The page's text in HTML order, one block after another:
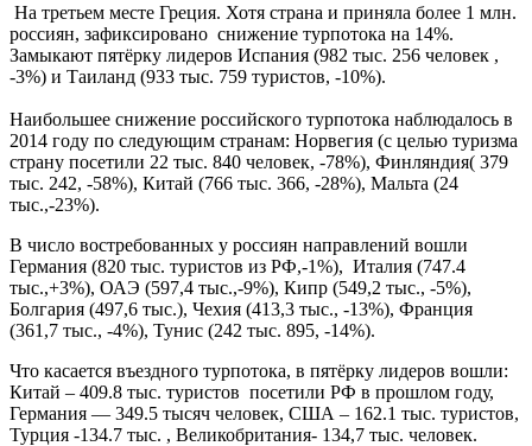
На третьем месте Греция. Хотя страна и приняла более 1 млн.
россиян, зафиксировано снижение турпотока на 14%.
Замыкают пятёрку лидеров Испания (982 тыс. 256 человек ,
-3%) и Таиланд (933 тыс. 759 туристов, -10%).
Наибольшее снижение российского турпотока наблюдалось в
2014 году по следующим странам: Норвегия (с целью туризма
страну посетили 22 тыс. 840 человек, -78%), Финляндия( 379
тыс. 242, -58%), Китай (766 тыс. 366, -28%), Мальта (24
тыс.,-23%).
В число востребованных у россиян направлений вошли
Германия (820 тыс. туристов из РФ,-1%), Италия (747.4
тыс.,+3%), ОАЭ (597,4 тыс.,-9%), Кипр (549,2 тыс., -5%),
Болгария (497,6 тыс.), Чехия (413,3 тыс., -13%), Франция
(361,7 тыс., -4%), Тунис (242 тыс. 895, -14%).
Что касается въездного турпотока, в пятёрку лидеров вошли:
Китай – 409.8 тыс. туристов посетили РФ в прошлом году,
Германия — 349.5 тысяч человек, США – 162.1 тыс. туристов,
Турция -134.7 тыс. , Великобритания- 134,7 тыс. человек.